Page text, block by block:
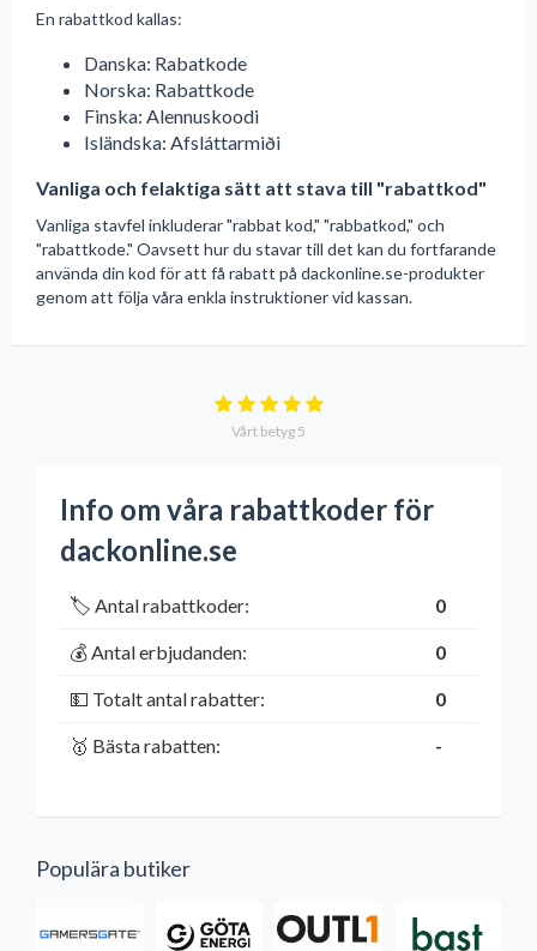
En rabattkod kallas:
Danska: Rabatkode
Norska: Rabattkode
Finska: Alennuskoodi
Isländska: Afsláttarmiði
Vanliga och felaktiga sätt att stava till "rabattkod"
Vanliga stavfel inkluderar "rabbat kod," "rabbatkod," och
"rabattkode." Oavsett hur du stavar till det kan du fortfarande
använda din kod för att få rabatt på dackonline.se-produkter
genom att följa våra enkla instruktioner vid kassan.
Vårt betyg 5
Info om våra rabattkoder för
dackonline.se
🏷️ Antal rabattkoder: 0
💰 Antal erbjudanden: 0
💵 Totalt antal rabatter: 0
🥇 Bästa rabatten: -
Populära butiker